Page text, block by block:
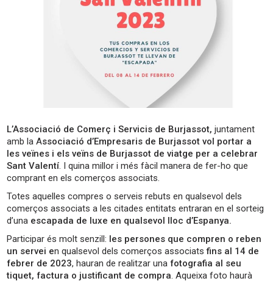
L’Associació de Comerç i Servicis de Burjassot, juntament
amb la Associació d’Empresaris de Burjassot vol portar a
les veïnes i els veïns de Burjassot de viatge per a celebrar
Sant Valentí. I quina millor i més fàcil manera de fer-ho que
comprant en els comerços associats.
Totes aquelles compres o serveis rebuts en qualsevol dels
comerços associats a les citades entitats entraran en el sorteig
d’una escapada de luxe en qualsevol lloc d’Espanya.
Participar és molt senzill: les persones que compren o reben
un servei en qualsevol dels comerços associats fins al 14 de
febrer de 2023, hauran de realitzar unafotografia al seu
tiquet, factura o justificant de compra. Aqueixa foto haurà